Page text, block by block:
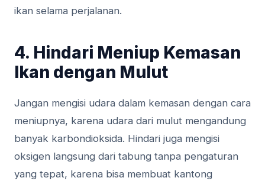
ikan selama perjalanan.
4. Hindari Meniup Kemasan
Ikan dengan Mulut
Jangan mengisi udara dalam kemasan dengan cara
meniupnya, karena udara dari mulut mengandung
banyak karbondioksida. Hindari juga mengisi
oksigen langsung dari tabung tanpa pengaturan
yang tepat, karena bisa membuat kantong